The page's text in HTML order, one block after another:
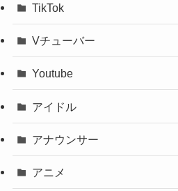
TikTok
Vチューバー
Youtube
アイドル
アナウンサー
アニメ